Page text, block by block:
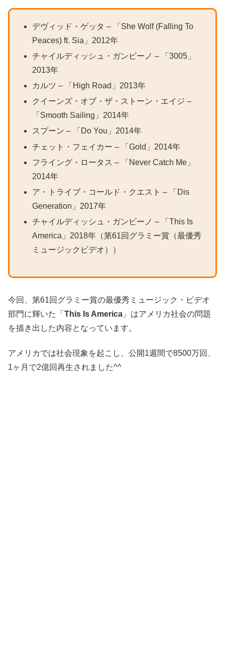
デヴィッド・ゲッタ – 「She Wolf (Falling To
Peaces) ft. Sia」2012年
チャイルディッシュ・ガンビーノ – 「3005」
2013年
カルツ – 「High Road」2013年
クイーンズ・オブ・ザ・ストーン・エイジ –
「Smooth Sailing」2014年
スプーン – 「Do You」2014年
チェット・フェイカー – 「Gold」2014年
フライング・ロータス – 「Never Catch Me」
2014年
ア・トライブ・コールド・クエスト – 「Dis
Generation」2017年
チャイルディッシュ・ガンビーノ – 「This Is
America」2018年（第61回グラミー賞（最優秀
ミュージックビデオ））
今回、第61回グラミー賞の最優秀ミュージック・ビデオ
部門に輝いた「 This Is America 」はアメリカ社会の問題
を描き出した内容となっています。
アメリカでは社会現象を起こし、公開1週間で8500万回、
1ヶ月で2億回再生されました^^